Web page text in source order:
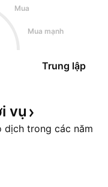
Mua
Mua mạnh
Trung lập
vụ
dịch trong các năm